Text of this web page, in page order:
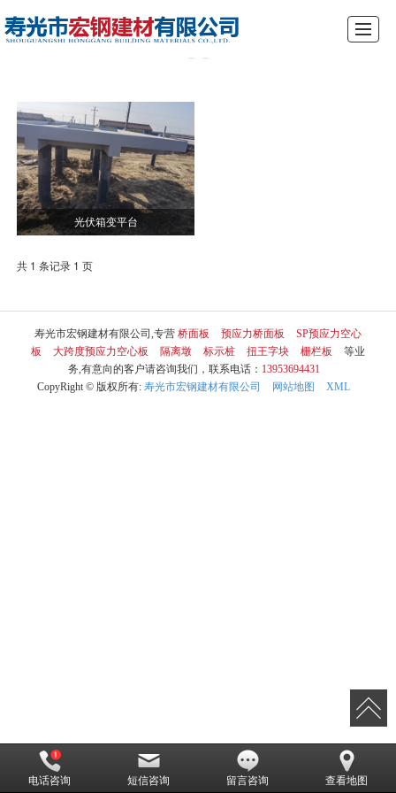
光伏箱变平台
共 1 条记录 1 页
寿光市宏钢建材有限公司,专营 桥面板 预应力桥面板
SP预应力空心
板
大跨度预应力空心板 隔离墩 标示桩 扭王字块 栅栏板
等业
务,有意向的客户请咨询我们，联系电话： 13953694431
CopyRight © 版权所有: 寿光市宏钢建材有限公司 网站地图 XML
电话咨询 短信咨询 留言咨询 查看地图